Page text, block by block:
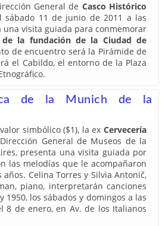
General de Casco Histórico
sábado 11 de junio de 2011 a las
una visita guiada para conmemorar
de la fundación de la Ciudad de
de encuentro será la Pirámide de
el Cabildo, el entorno de la Plaza
de la Munich de la
simbólico ($1), la ex Cervecería
General de Museos de la
presenta una visita guiada por
las melodías que le acompañaron
Celina Torres y Silvia Antonič,
piano, interpretarán canciones
1950, los sábados y domingos a las
8 de enero, en Av. de los Italianos